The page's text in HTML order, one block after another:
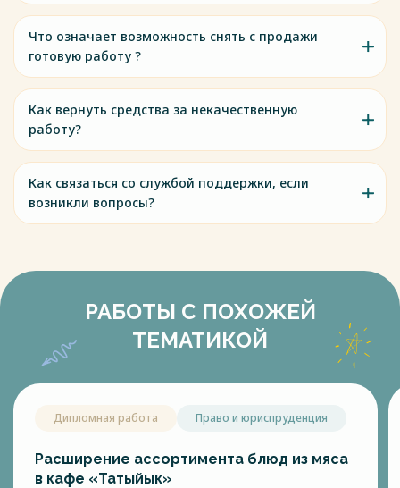
Что означает возможность снять с продажи
готовую работу ?
Как вернуть средства за некачественную
работу?
Как связаться со службой поддержки, если
возникли вопросы?
РАБОТЫ С ПОХОЖЕЙ
ТЕМАТИКОЙ
Дипломная работа Право и юриспруденция
Расширение ассортимента блюд из мяса
в кафе «Татыйык»